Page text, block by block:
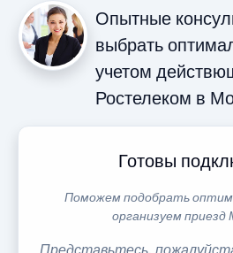
Опытные
выбрать
учетом
Ростелеком в
Готовы
Поможем подобрать
организуем